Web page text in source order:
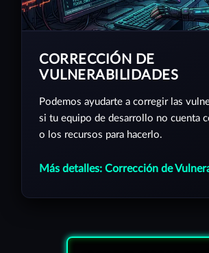
CORRECCIÓN DE
VULNERABILIDADES
Podemos ayudarte a corregir las
si tu equipo de desarrollo no cuenta
o los recursos para hacerlo.
Más detalles: Corrección de